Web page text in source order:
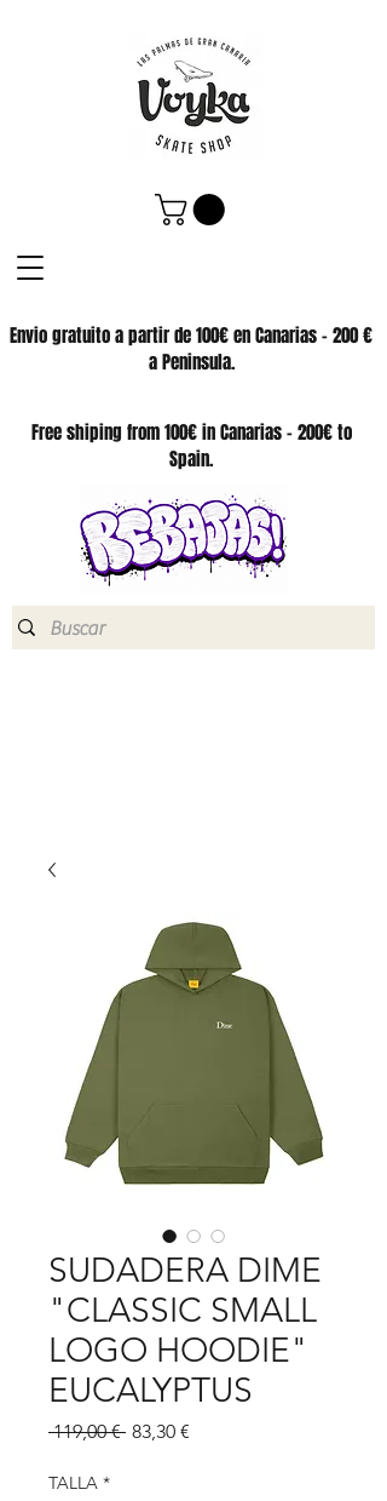
Envio gratuito a partir de 100€ en Canarias - 200 €
a Peninsula.
SKATE SHOP
Free shiping from 100€ in Canarias - 200€ to
Spain.
SUDADERA DIME
"CLASSIC SMALL
LOGO HOODIE"
EUCALYPTUS
119,00 € Precio
83,30 €
TALLA *